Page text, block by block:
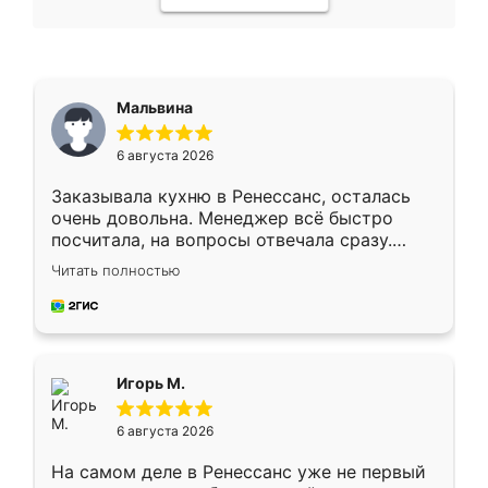
Мальвина
6 августа 2026
Заказывала кухню в Ренессанс, осталась
очень довольна. Менеджер всё быстро
посчитала, на вопросы отвечала сразу.
Замерщик приехал в субботу, подошёл к
делу со всей ответственностью. Собрали
за день, ребята работали аккуратно, даже
Читать полностью
Игорь М.
6 августа 2026
На самом деле в Ренессанс уже не первый